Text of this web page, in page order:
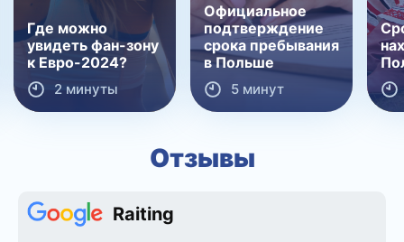
Где можно
увидеть фан-зону
к Евро-2024?
2 минуты
Официальное
подтверждение
срока пребывания
в Польше
5 минут
Отзывы
Raiting